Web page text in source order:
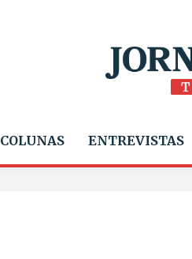
COLUNAS ENTREVISTAS